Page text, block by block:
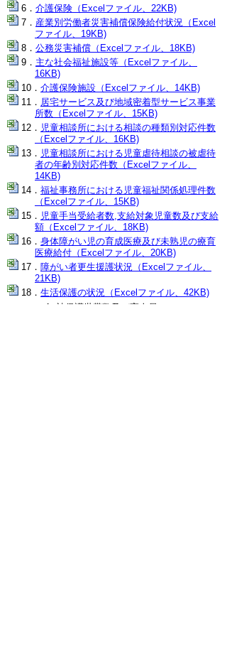
介護保険（Excelファイル、22KB)
産業別労働者災害補償保険給付状況（Excel
ファイル、19KB)
公務災害補償（Excelファイル、18KB)
主な社会福祉施設等（Excelファイル、
16KB)
介護保険施設（Excelファイル、14KB)
居宅サービス及び地域密着型サービス事業
所数（Excelファイル、15KB)
児童相談所における相談の種類別対応件数
（Excelファイル、16KB)
児童相談所における児童虐待相談の被虐待
者の年齢別対応件数（Excelファイル、
14KB)
福祉事務所における児童福祉関係処理件数
（Excelファイル、15KB)
児童手当受給者数,支給対象児童数及び支給
額（Excelファイル、18KB)
身体障がい児の育成医療及び未熟児の療育
医療給付（Excelファイル、20KB)
障がい者更生援護状況（Excelファイル、
21KB)
生活保護の状況（Excelファイル、42KB)
被保護世帯数及び実人員